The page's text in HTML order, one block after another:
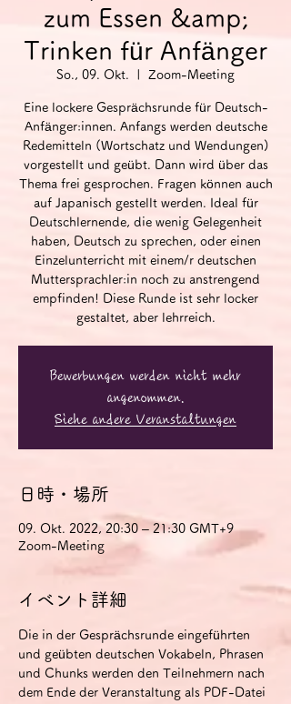
zum Essen &amp;
Trinken für Anfänger
So., 09. Okt. Zoom-Meeting
Eine lockere Gesprächsrunde für Deutsch-
Anfänger:innen. Anfangs werden deutsche
Redemitteln (Wortschatz und Wendungen)
vorgestellt und geübt. Dann wird über das
Thema frei gesprochen. Fragen können auch
auf Japanisch gestellt werden. Ideal für
Deutschlernende, die wenig Gelegenheit
haben, Deutsch zu sprechen, oder einen
Einzelunterricht mit einem/r deutschen
Muttersprachler:in noch zu anstrengend
empfinden! Diese Runde ist sehr locker
gestaltet, aber lehrreich.
Bewerbungen werden nicht mehr
angenommen.
Siehe andere Veranstaltungen
日時・場所
09. Okt. 2022, 20:30 – 21:30 GMT+9
Zoom-Meeting
イベント詳細
Die in der Gesprächsrunde eingeführten
und geübten deutschen Vokabeln, Phrasen
und Chunks werden den Teilnehmern nach
dem Ende der Veranstaltung als PDF-Datei